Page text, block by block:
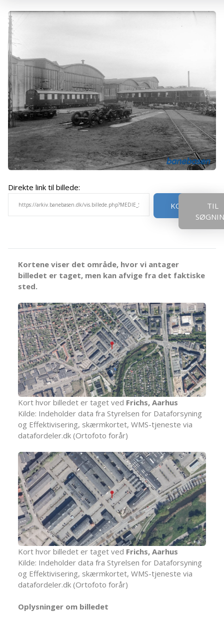
Direkte link til billede:
KOPIER
TIL
Kortene viser det område, hvor vi antager
billedet er taget, men kan afvige fra det faktiske
sted.
Kort hvor billedet er taget ved Frichs, Aarhus
Kilde: Indeholder data fra Styrelsen for Dataforsyning
og Effektivisering, skærmkortet, WMS-tjeneste via
datafordeler.dk (Ortofoto forår)
Kort hvor billedet er taget ved Frichs, Aarhus
Kilde: Indeholder data fra Styrelsen for Dataforsyning
og Effektivisering, skærmkortet, WMS-tjeneste via
datafordeler.dk (Ortofoto forår)
Oplysninger om billedet